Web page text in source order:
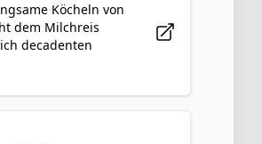
Köcheln von
dem Milchreis
decadenten
verwöhnendes
Perfekt für
eine köstliche